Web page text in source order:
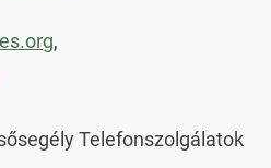
Telefonszolgálatok